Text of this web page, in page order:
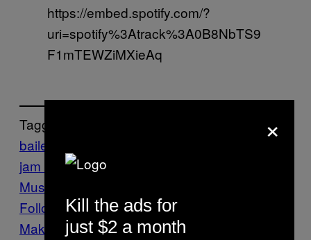
https://embed.spotify.com/?
uri=spotify%3Atrack%3A0B8NbTS9
F1mTEWZiMXieAq
Tagget:
baile funk
jam danmark Kwame
Musik
Follow Us On Discover
Make Us Preferred In Top Stories
×
Kill the ads for
just $2 a month